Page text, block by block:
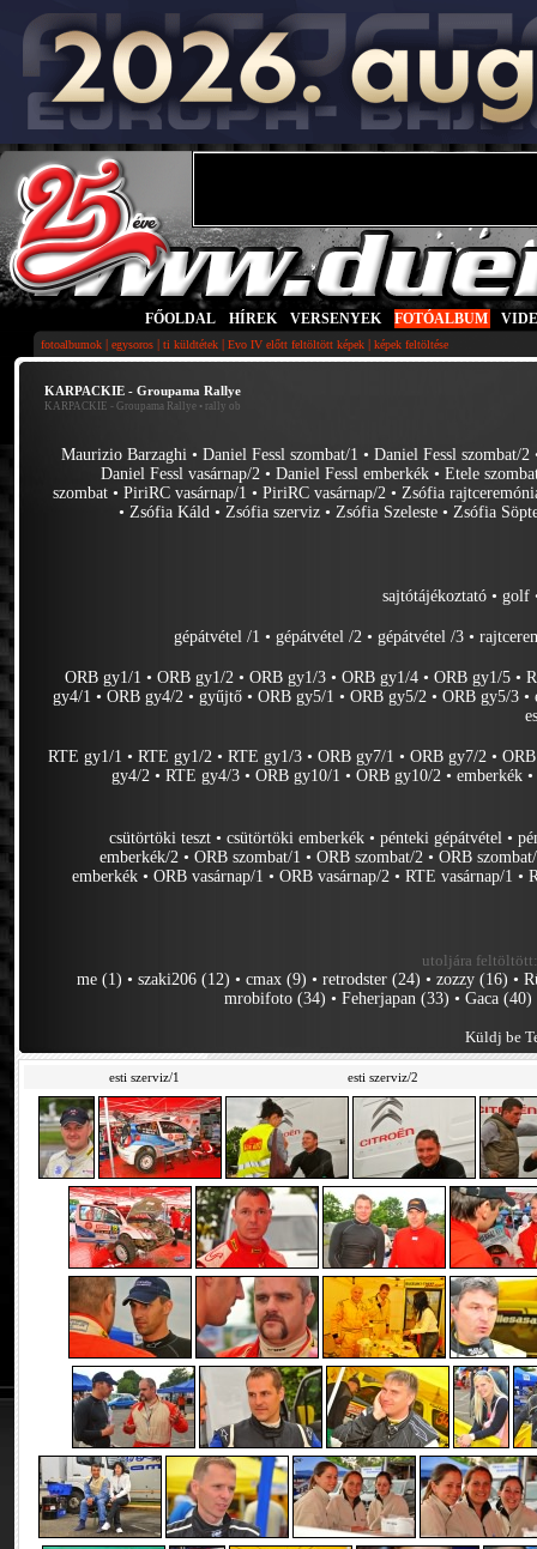
FŐOLDAL HÍREK VERSENYEK FOTÓALBUM
fotoalbumok | egysoros | ti küldtétek | Evo IV előtt feltöltött képek | képek feltöltése
KARPACKIE - Groupama Rallye
KARPACKIE - Groupama Rallye • rally ob
Maurizio Barzaghi •Daniel Fessl szombat/1 •Daniel Fessl szombat/2
Daniel Fessl vasárnap/2 •Daniel Fessl emberkék •Etele
szombat •PiriRC vasárnap/1 •PiriRC vasárnap/2 •Zsófia
•Zsófia Káld •Zsófia szerviz •Zsófia Szeleste •Zsófia
sajtótájékoztató •golf
gépátvétel /1 •gépátvétel /2 •gépátvétel /3 •
ORB gy1/1 •ORB gy1/2 •ORB gy1/3 •ORB gy1/4 •ORB gy1/5 •
gy4/1 •ORB gy4/2 •gyűjtő •ORB gy5/1 •ORB gy5/2 •ORB gy5/3 •
RTE gy1/1 •RTE gy1/2 •RTE gy1/3 •ORB gy7/1 •ORB gy7/2 •
gy4/2 •RTE gy4/3 •ORB gy10/1 •ORB gy10/2 •emberkék
csütörtöki teszt •csütörtöki emberkék •pénteki gépátvétel •
emberkék/2 •ORB szombat/1 •ORB szombat/2 •ORB
emberkék •ORB vasárnap/1 •ORB vasárnap/2 •RTE vasárnap/1 •
utoljára
me (1) •szaki206 (12) •cmax (9) •retrodster (24) •zozzy (16) •
mrobifoto (34) •Feherjapan (33) •Gaca (40)
Küldj be
esti szerviz/1 esti szerviz/2